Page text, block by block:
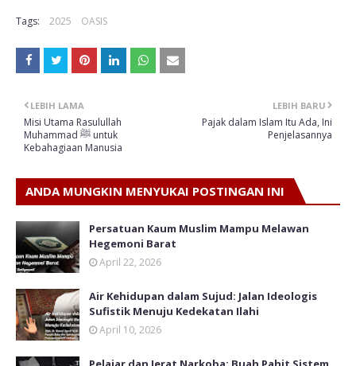
Tags: 2025 OASIS
LEBIH BARU
Pajak dalam Islam Itu Ada, Ini
Penjelasannya
LEBIH LAMA
Misi Utama Rasulullah
Muhammad ﷺ untuk
Kebahagiaan Manusia
ANDA MUNGKIN MENYUKAI POSTINGAN INI
Persatuan Kaum Muslim Mampu Melawan
Hegemoni Barat
April 22, 2026
Air Kehidupan dalam Sujud: Jalan Ideologis
Sufistik Menuju Kedekatan Ilahi
April 10, 2026